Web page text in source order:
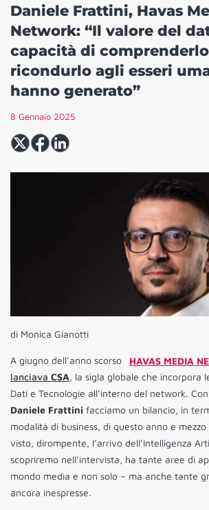
Daniele Frattini, Havas
Network: “Il valore del
capacità di
ricondurlo agli esseri
hanno generato”
8 Gennaio 2025
di Monica Gianotti
A giugno dell’anno scorso HAVAS MEDIA
lanciava CSA, la sigla globale che incorpora
Dati e Tecnologie all’interno del network.
Daniele Frattini facciamo un bilancio, in
modalità di business, di questo anno e
visto, dirompente, l’arrivo dell’Intelligenza
scopriremo nell’intervista, ha tante aree di
mondo media e non solo – ma anche tante
ancora inespresse.